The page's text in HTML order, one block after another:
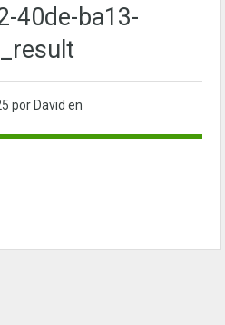
40de-ba13-
por David en